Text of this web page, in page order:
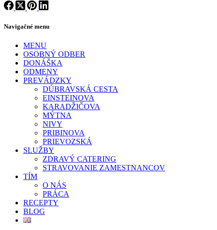
Navigačné menu
MENU
OSOBNÝ ODBER
DONÁŠKA
ODMENY
PREVÁDZKY
DÚBRAVSKÁ CESTA
EINSTEINOVA
KARADŽIČOVA
MÝTNA
NIVY
PRIBINOVA
PRIEVOZSKÁ
SLUŽBY
ZDRAVÝ CATERING
STRAVOVANIE ZAMESTNANCOV
TÍM
O NÁS
PRÁCA
RECEPTY
BLOG